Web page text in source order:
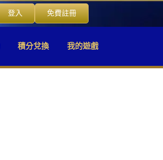
登入 免費註冊
積分兌換 我的遊戲